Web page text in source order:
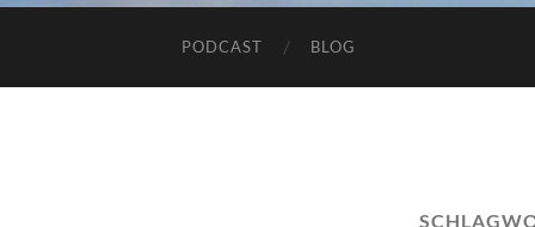
PODCAST BLOG